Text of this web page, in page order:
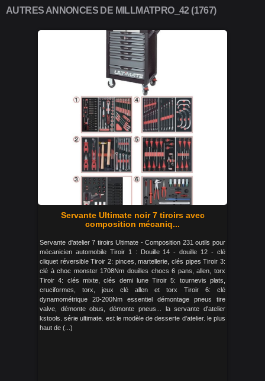
AUTRES ANNONCES DE MILLMATPRO_42 (1767)
Servante Ultimate noir 7 tiroirs avec
composition mécaniq...
Servante d'atelier 7 tiroirs Ultimate - Composition 231 outils pour
mécanicien automobile Tiroir 1 : Douille 14 - douille 12 - clé
cliquet réversible Tiroir 2: pinces, martellerie, clés pipes Tiroir 3:
clé à choc monster 1708Nm douilles chocs 6 pans, allen, torx
Tiroir 4: clés mixte, clés demi lune Tiroir 5: tournevis plats,
cruciformes, torx, jeux clé allen et torx Tiroir 6: clé
dynamométrique 20-200Nm essentiel démontage pneus tire
valve, démonte obus, démonte pneus... la servante d'atelier
kstools. série ultimate. est le modèle de desserte d'atelier. le plus
haut de (...)